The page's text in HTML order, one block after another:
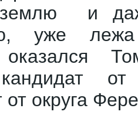
и
уже
от округа